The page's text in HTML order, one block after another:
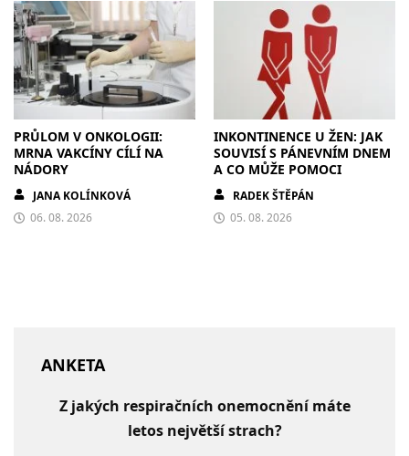
PRŮLOM V ONKOLOGII:
MRNA VAKCÍNY CÍLÍ NA
NÁDORY
JANA KOLÍNKOVÁ
06. 08. 2026
INKONTINENCE U ŽEN: JAK
SOUVISÍ S PÁNEVNÍM DNEM
A CO MŮŽE POMOCI
RADEK ŠTĚPÁN
05. 08. 2026
ANKETA
Z jakých respiračních onemocnění máte
letos největší strach?